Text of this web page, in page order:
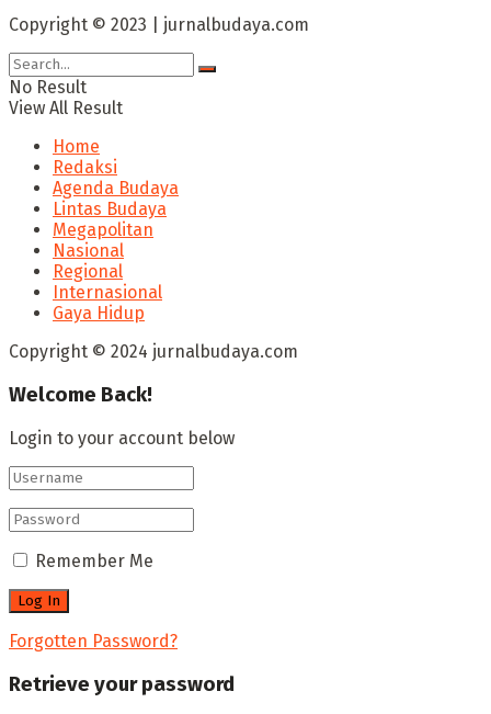
Copyright © 2023 | jurnalbudaya.com
No Result
View All Result
Home
Redaksi
Agenda Budaya
Lintas Budaya
Megapolitan
Nasional
Regional
Internasional
Gaya Hidup
Copyright © 2024 jurnalbudaya.com
Welcome Back!
Login to your account below
Remember Me
Forgotten Password?
Retrieve your password